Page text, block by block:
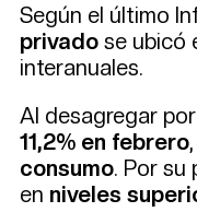
Según el último
privado se ubicó
interanuales.
Al desagregar
11,2% en febrero
consumo. Por su
en niveles